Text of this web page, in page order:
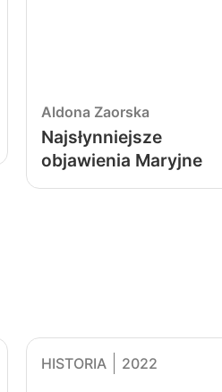
Aldona Zaorska
Najsłynniejsze
objawienia Maryjne
HISTORIA 2022